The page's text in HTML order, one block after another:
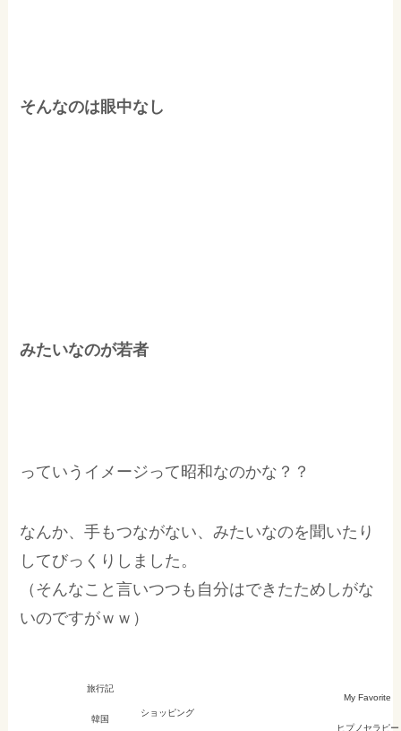
そんなのは眼中なし
みたいなのが若者
っていうイメージって昭和なのかな？？
なんか、手もつながない、みたいなのを聞いたり
してびっくりしました。
（そんなこと言いつつも自分はできたためしがな
いのですがｗｗ）
旅行記
韓国
ショッピング
My Favorite
ヒプノセラピー